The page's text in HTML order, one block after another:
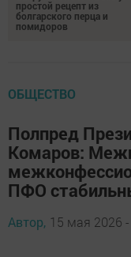
простой рецепт из
болгарского перца и
помидоров
ОБЩЕСТВО
Полпред
Комаров:
ПФО
Автор, 15 мая 2026